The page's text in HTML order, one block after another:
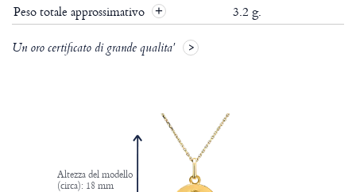
Peso totale approssimativo
3.2 g.
Un oro certificato di grande qualita'
Altezza del modello
(circa): 18 mm